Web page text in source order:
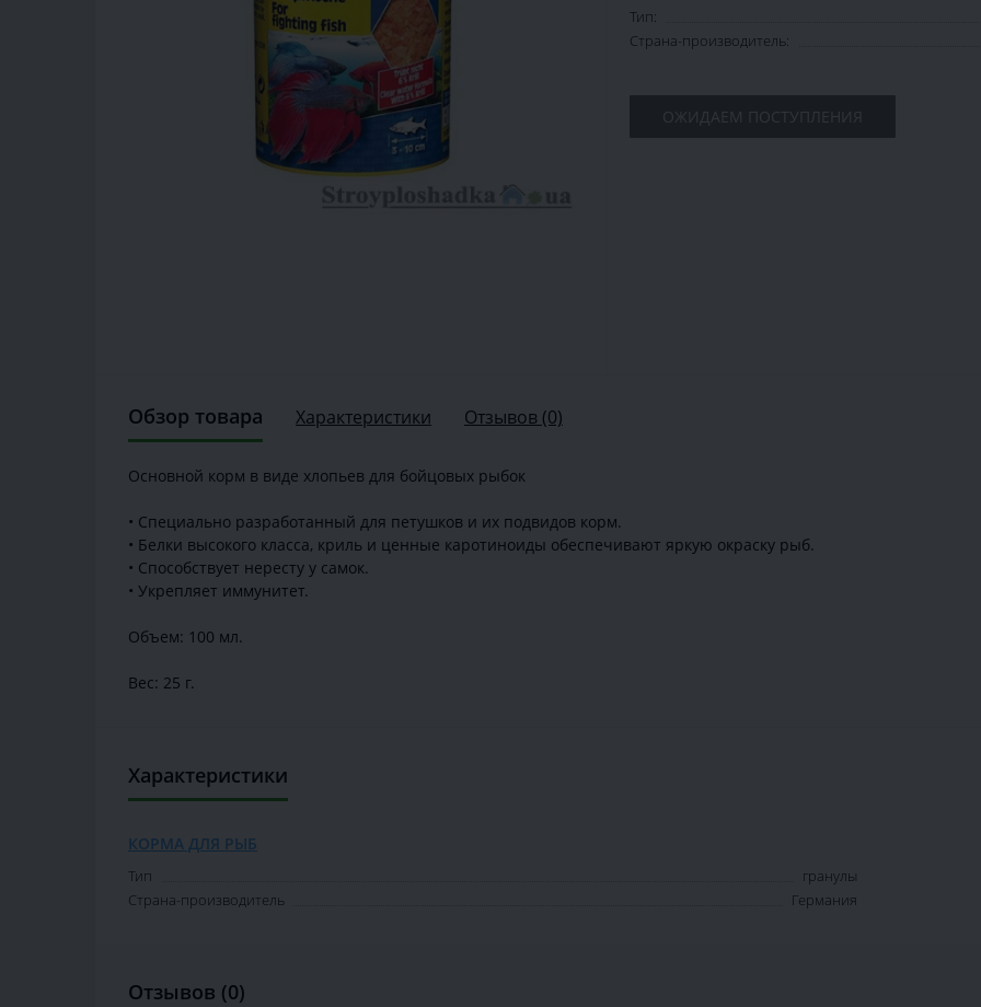
Тип:
Страна-производитель:
ОЖИДАЕМ ПОСТУПЛЕНИЯ
Обзор товара Характеристики Отзывов (0)
Основной корм в виде хлопьев для бойцовых рыбок
• Специально разработанный для петушков и их подвидов корм.
• Белки высокого класса, криль и ценные каротиноиды обеспечивают яркую окраску рыб.
• Способствует нересту у самок.
• Укрепляет иммунитет.
Объем: 100 мл.
Вес: 25 г.
Характеристики
КОРМА ДЛЯ РЫБ
Тип
гранулы
Страна-производитель
Германия
Отзывов (0)